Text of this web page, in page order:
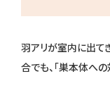
羽アリが室内に出て
合でも、「巣本体への